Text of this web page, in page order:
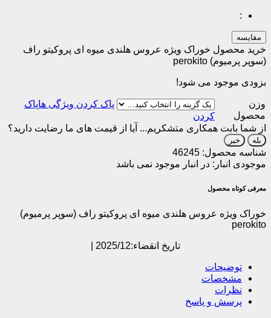
:
مقایسه
خرید محصول خوراک ویژه عروس هلندی میوه ای پروکیتو راف
(سوپر پرمیوم) perokito
بزودی موجود می شود!
وزن
محصول
پاک
کردن
از شما بابت همکاری متشکریم... آیا از قیمت های ما رضایت دارید؟
بله خیر
شناسه محصول: 46245
موجودی انبار: در انبار موجود نمی باشد
معرفی کوتاه محصول
خوراک ویژه عروس هلندی میوه ای پروکیتو راف (سوپر پرمیوم)
perokito
تاریخ انقضاء:2025/12 |
توضیحات
مشخصات
نظرات
پرسش و پاسخ